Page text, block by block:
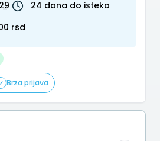
24 dana do isteka
rsd
Brza prijava